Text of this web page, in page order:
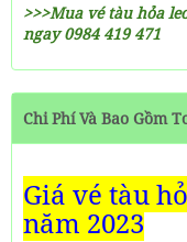
>>>Mua vé tàu hỏa
ngay 0984 419 471
Chi Phí Và Bao Gồm
Giá vé tàu
năm 2023